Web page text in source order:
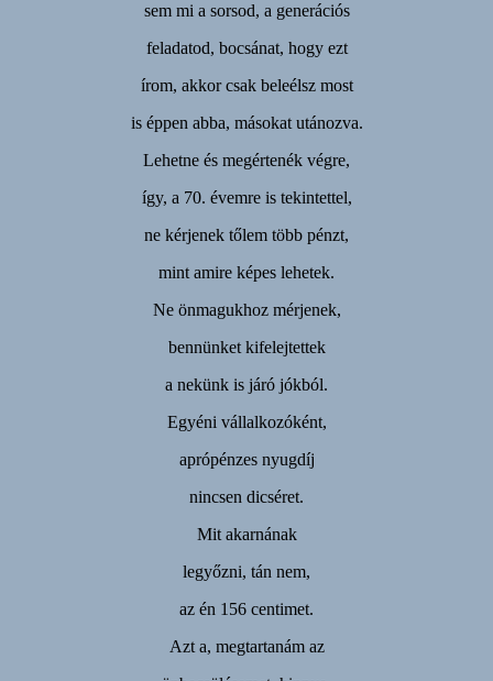
sem mi a sorsod, a generációs
feladatod, bocsánat, hogy ezt
írom, akkor csak beleélsz most
is éppen abba, másokat utánozva.
Lehetne és megértenék végre,
így, a 70. évemre is tekintettel,
ne kérjenek tőlem több pénzt,
mint amire képes lehetek.
Ne önmagukhoz mérjenek,
bennünket kifelejtettek
a nekünk is járó jókból.
Egyéni vállalkozóként,
aprópénzes nyugdíj
nincsen dicséret.
Mit akarnának
legyőzni, tán nem,
az én 156 centimet.
Azt a, megtartanám az